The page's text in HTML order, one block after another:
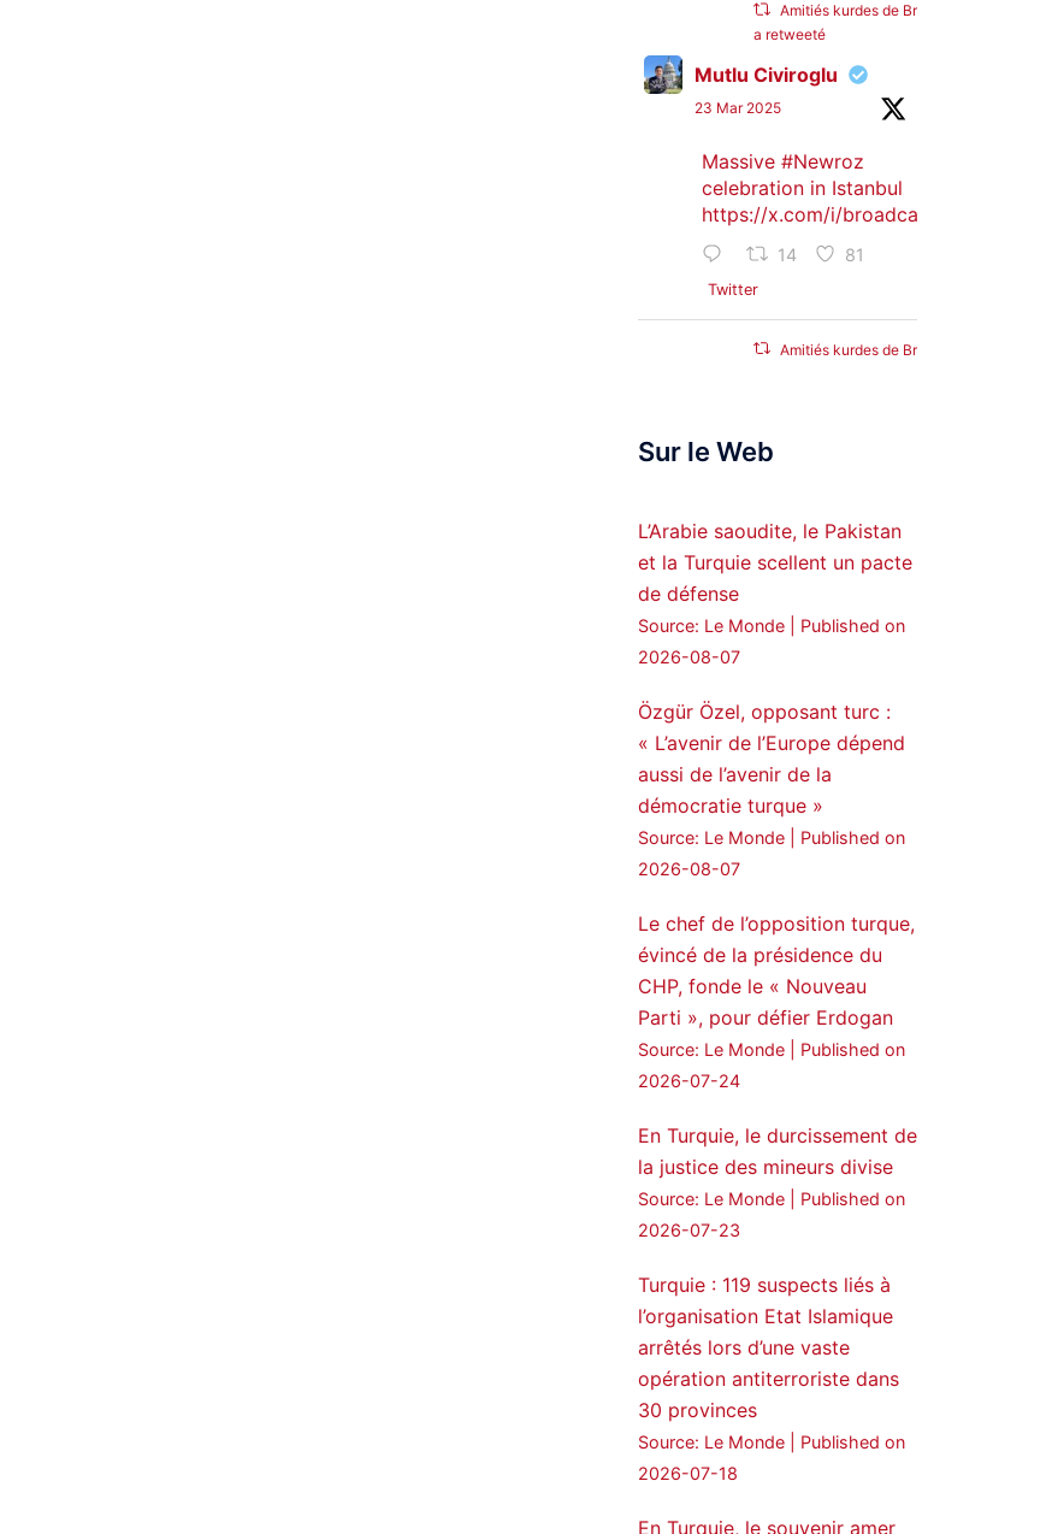
Amitiés kurdes de Bretagne
a retweeté
Mutlu Civiroglu
23 Mar 2025
Massive #Newroz
celebration in Istanbul
https://x.com/i/broadcasts/
14 81
Twitter
Amitiés kurdes de Bretagne
25 Jan 2025
Forces, SDF appoints
hauro Abgar Daoud
from the ranks of
Syriac Military Council,
MFS as official
spokesperson. We
hauro.
ܟܫܝܪܘܬܐ ܒܘܠܝܬܐ ܚܘܪܐ
28 249
Twitter
Amitiés kurdes de Bretagne
a retweeté
MedyaNews
24 Jan 2025
🔴DEM Party Imrali
on Abdullah Öcalan meeting
#AbdullahÖcalan
#PeaceProcess #ImralıIsland
Twitter
Voir plus...
Sur le Web
L’Arabie saoudite, le Pakistan
et la Turquie scellent un pacte
de défense
Source: Le Monde
Published on
2026-08-07
Özgür Özel, opposant turc :
« L’avenir de l’Europe dépend
aussi de l’avenir de la
démocratie turque »
Source: Le Monde
Published on
2026-08-07
Le chef de l’opposition turque,
évincé de la présidence du
CHP, fonde le « Nouveau
Parti », pour défier Erdogan
Source: Le Monde
Published on
2026-07-24
En Turquie, le durcissement de
la justice des mineurs divise
Source: Le Monde
Published on
2026-07-23
Turquie : 119 suspects liés à
l’organisation Etat Islamique
arrêtés lors d’une vaste
opération antiterroriste dans
30 provinces
Source: Le Monde
Published on
2026-07-18
En Turquie, le souvenir amer